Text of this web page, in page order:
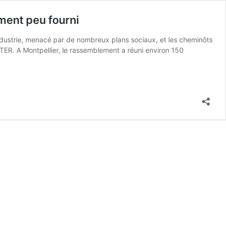
peu fourni
menacé par de nombreux plans sociaux, et les cheminôts
A Montpellier, le rassemblement a réuni environ 150